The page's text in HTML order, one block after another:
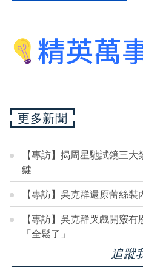
更多新聞
【專訪】揭周星馳試鏡三
鍵
【專訪】吳克群還原蕾絲
【專訪】吳克群哭戲開竅
「全鬆了」
追蹤